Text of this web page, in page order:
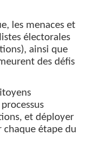
les menaces et
électorales
ainsi que
des défis
et déployer
chaque étape du